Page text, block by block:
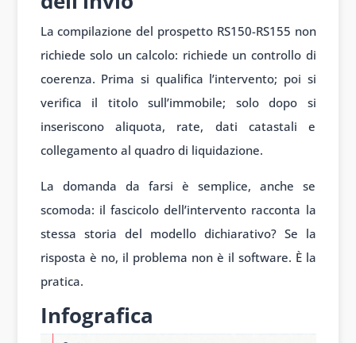
La compilazione del prospetto RS150-RS155 non
richiede solo un calcolo: richiede un controllo di
coerenza. Prima si qualifica l’intervento; poi si
verifica il titolo sull’immobile; solo dopo si
inseriscono aliquota, rate, dati catastali e
collegamento al quadro di liquidazione.
La domanda da farsi è semplice, anche se
scomoda: il fascicolo dell’intervento racconta la
stessa storia del modello dichiarativo? Se la
risposta è no, il problema non è il software. È la
pratica.
Infografica